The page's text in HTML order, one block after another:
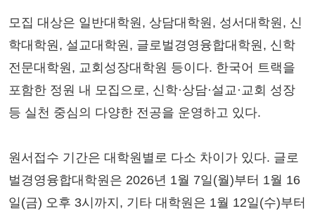
모집 대상은 일반대학원, 상담대학원, 성서대학원, 신
학대학원, 설교대학원, 글로벌경영융합대학원, 신학
전문대학원, 교회성장대학원 등이다. 한국어 트랙을
포함한 정원 내 모집으로, 신학·상담·설교·교회 성장
등 실천 중심의 다양한 전공을 운영하고 있다.
원서접수 기간은 대학원별로 다소 차이가 있다. 글로
벌경영융합대학원은 2026년 1월 7일(월)부터 1월 16
일(금) 오후 3시까지, 기타 대학원은 1월 12일(수)부터